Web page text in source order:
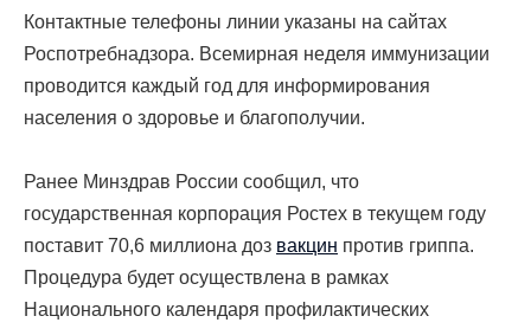
Контактные телефоны линии указаны на сайтах
Роспотребнадзора. Всемирная неделя иммунизации
проводится каждый год для информирования
населения о здоровье и благополучии.
Ранее Минздрав России сообщил, что
государственная корпорация Ростех в текущем году
поставит 70,6 миллиона доз вакцин против гриппа.
Процедура будет осуществлена в рамках
Национального календаря профилактических